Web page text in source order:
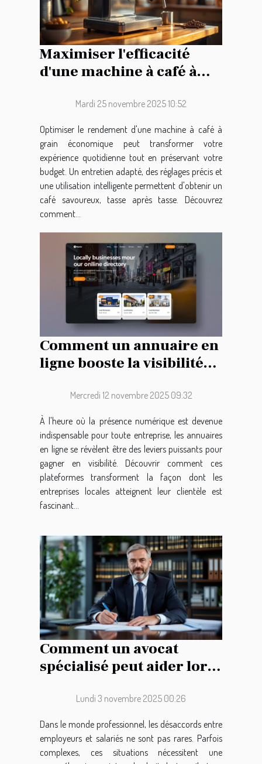
Maximiser l'efficacité
d'une machine à café à
Mardi 25 novembre 2025 10:52
Optimiser le rendement d'une machine à café à
grain économique peut transformer votre
expérience quotidienne tout en préservant votre
budget. Un entretien adapté, des réglages précis et
une utilisation intelligente permettent d'obtenir un
café savoureux, tasse après tasse. Découvrez
comment...
Comment un annuaire en
ligne booste la visibilité
Mercredi 12 novembre 2025 09:32
À l'heure où la présence numérique est devenue
indispensable pour toute entreprise, les annuaires
en ligne se révèlent être des leviers puissants pour
gagner en visibilité. Découvrir comment ces
plateformes transforment la façon dont les
entreprises locales atteignent leur clientèle est
fascinant...
Comment un avocat
spécialisé peut aider lors
Lundi 3 novembre 2025 00:26
Dans le monde professionnel, les désaccords entre
employeurs et salariés ne sont pas rares. Parfois
complexes, ces situations nécessitent une